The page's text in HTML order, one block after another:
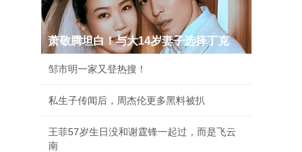
萧敬腾坦白！与大14岁妻子选择丁克
邹市明一家又登热搜！
私生子传闻后，周杰伦更多黑料被扒
王菲57岁生日没和谢霆锋一起过，而是飞云
南